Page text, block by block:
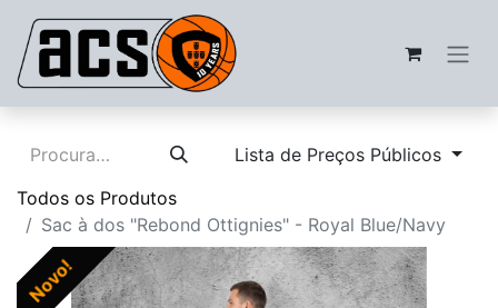
Lista de Preços Públicos
Todos os Produtos
Sac à dos "Rebond Ottignies" - Royal Blue/Navy
Novo!